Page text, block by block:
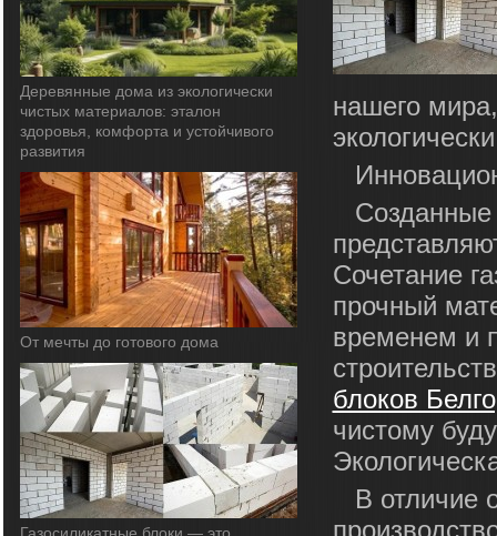
Деревянные дома из экологически
чистых материалов: эталон
здоровья, комфорта и устойчивого
развития
От мечты до готового дома
нашего
Созданные
Сочетание
прочный
временем и
блоков
чистому
В отличие